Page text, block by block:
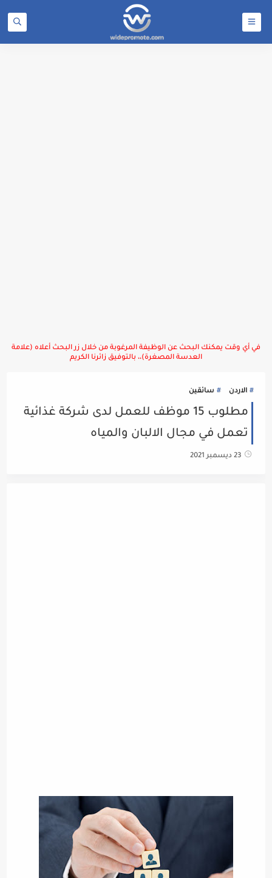
في أي وقت يمكنك البحث عن الوظيفة المرغوبة من خلال زر البحث أعلاه (علامة
العدسة المصغرة)،، بالتوفيق زائرنا الكريم
الاردن سائقين
مطلوب 15 موظف للعمل لدى شركة غذائية
تعمل في مجال الالبان والمياه
23 ديسمبر 2021